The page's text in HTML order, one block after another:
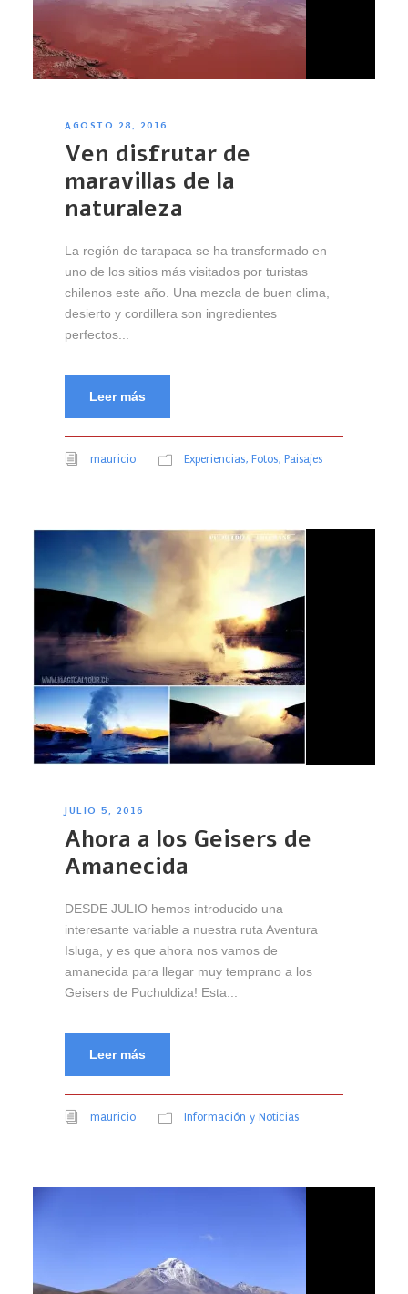
AGOSTO 28, 2016
Ven disfrutar de
maravillas de la
naturaleza
La región de tarapaca se ha transformado en
uno de los sitios más visitados por turistas
chilenos este año. Una mezcla de buen clima,
desierto y cordillera son ingredientes
perfectos...
Leer más
mauricio Experiencias, Fotos, Paisajes
JULIO 5, 2016
Ahora a los Geisers de
Amanecida
DESDE JULIO hemos introducido una
interesante variable a nuestra ruta Aventura
Isluga, y es que ahora nos vamos de
amanecida para llegar muy temprano a los
Geisers de Puchuldiza! Esta...
Leer más
mauricio Información y Noticias